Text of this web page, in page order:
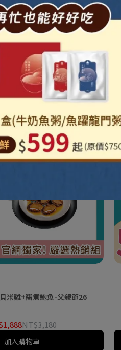
貝米雞+醬煮鮑魚-父親節26
NT$3,180
加入購物車